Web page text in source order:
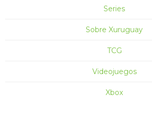
Series
Sobre Xuruguay
TCG
Videojuegos
Xbox